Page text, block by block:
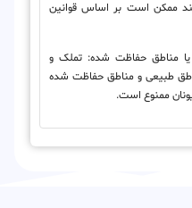
ممکن است بر اساس قوانین
مناطق حفاظت شده: تملک و
طبیعی و مناطق حفاظت شده
ممنوع است.